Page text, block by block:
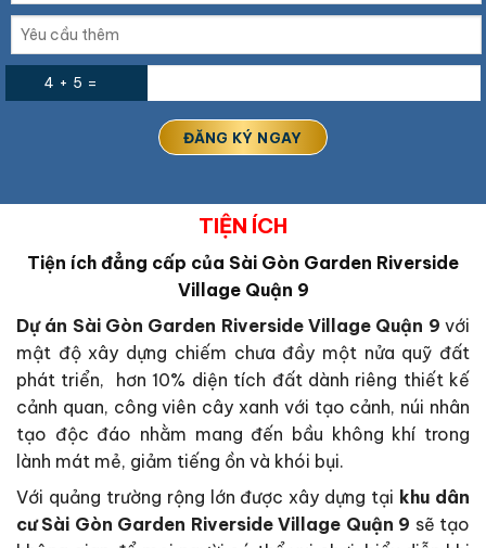
4 + 5 =
TIỆN ÍCH
Tiện ích đẳng cấp của Sài Gòn Garden Riverside
Village Quận 9
Dự án Sài Gòn Garden Riverside Village Quận 9 với
mật độ xây dựng chiếm chưa đầy một nửa quỹ đất
phát triển, hơn 10% diện tích đất dành riêng thiết kế
cảnh quan, công viên cây xanh với tạo cảnh, núi nhân
tạo độc đáo nhằm mang đến bầu không khí trong
lành mát mẻ, giảm tiếng ồn và khói bụi.
Với quảng trường rộng lớn được xây dựng tại khu dân
cư Sài Gòn Garden Riverside Village Quận 9 sẽ tạo